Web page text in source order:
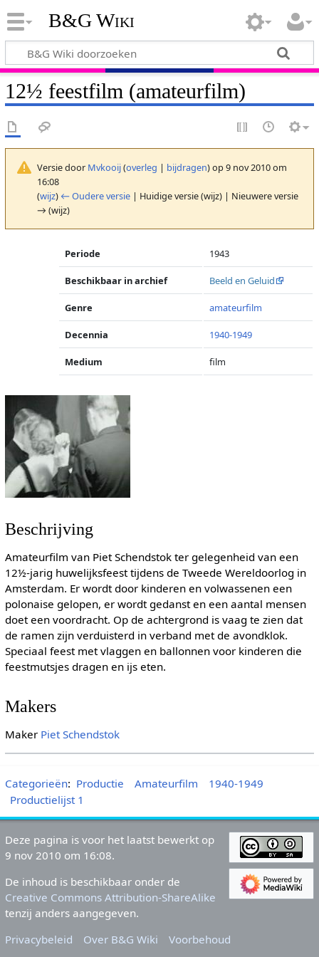
B&G Wiki
12½ feestfilm (amateurfilm)
Versie door Mvkooij(overleg | bijdragen)op 9 nov 2010 om
16:08
(wijz) ← Oudere versie| Huidige versie (wijz) | Nieuwere versie
→ (wijz)
Periode 1943
Beschikbaar in archief Beeld en Geluid
Genre amateurfilm
Decennia 1940-1949
Medium film
Beschrijving
Amateurfilm van Piet Schendstok ter gelegenheid van een
12½-jarig huwelijksfeest tijdens de Tweede Wereldoorlog in
Amsterdam. Er wordt door kinderen en volwassenen een
polonaise gelopen, er wordt gedanst en een aantal mensen
doet een voordracht. Op de achtergrond is vaag te zien dat
de ramen zijn verduisterd in verband met de avondklok.
Speciaal feest met vlaggen en ballonnen voor kinderen die
feestmutsjes dragen en ijs eten.
Makers
Maker Piet Schendstok
Categorieën: Productie Amateurfilm
1940-1949
Productielijst 1
Deze pagina is voor het laatst bewerkt op
9 nov 2010 om 16:08.
De inhoud is beschikbaar onder de
Creative Commons Attribution-ShareAlike
tenzij anders aangegeven.
Privacybeleid
Over B&G Wiki Voorbehoud